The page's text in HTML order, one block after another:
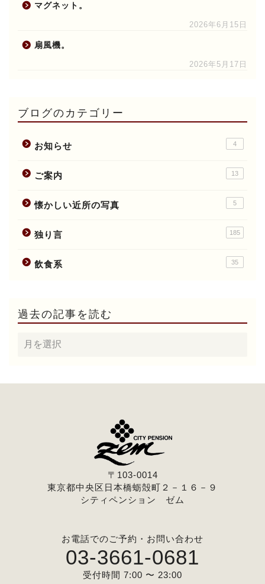
マグネット。
2026年6月15日
扇風機。
2026年5月17日
ブログのカテゴリー
お知らせ 4
ご案内 13
懐かしい近所の写真 5
独り言 185
飲食系 35
過去の記事を読む
〒103-0014
東京都中央区日本橋蛎殻町２－１６－９
シティペンション ゼム
お電話でのご予約・お問い合わせ
03-3661-0681
受付時間 7:00 〜 23:00